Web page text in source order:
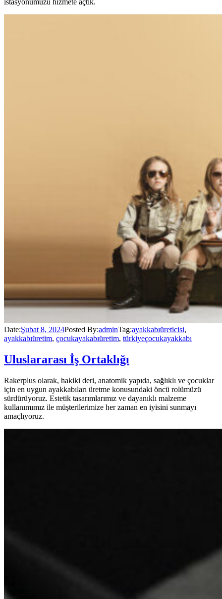
istasyonumuzu hizmete açtık.
Date:Şubat 8, 2024Posted By:adminTag:ayakkabıüreticisi,
ayakkabıüretim, çocukayakabıüretim, türkiyeçocukayakkabı
Uluslararası İş Ortaklığı
Rakerplus olarak, hakiki deri, anatomik yapıda, sağlıklı ve çocuklar
için en uygun ayakkabıları üretme konusundaki öncü rolümüzü
sürdürüyoruz. Estetik tasarımlarımız ve dayanıklı malzeme
kullanımımız ile müşterilerimize her zaman en iyisini sunmayı
amaçlıyoruz.